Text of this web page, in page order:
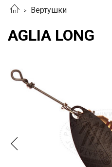
Вертушки
AGLIA LONG